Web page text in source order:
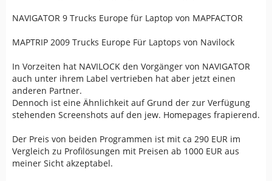
NAVIGATOR 9 Trucks Europe für Laptop von MAPFACTOR
MAPTRIP 2009 Trucks Europe Für Laptops von Navilock
In Vorzeiten hat NAVILOCK den Vorgänger von NAVIGATOR
auch unter ihrem Label vertrieben hat aber jetzt einen
anderen Partner.
Dennoch ist eine Ähnlichkeit auf Grund der zur Verfügung
stehenden Screenshots auf den jew. Homepages frapierend.
Der Preis von beiden Programmen ist mit ca 290 EUR im
Vergleich zu Profilösungen mit Preisen ab 1000 EUR aus
meiner Sicht akzeptabel.